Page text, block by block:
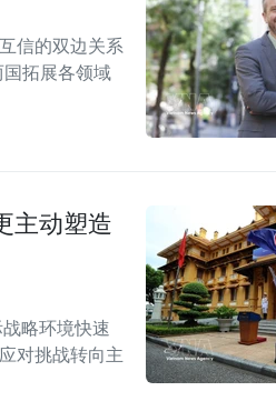
信的双边关系
拓展各领域
主动塑造
略环境快速
对挑战转向主